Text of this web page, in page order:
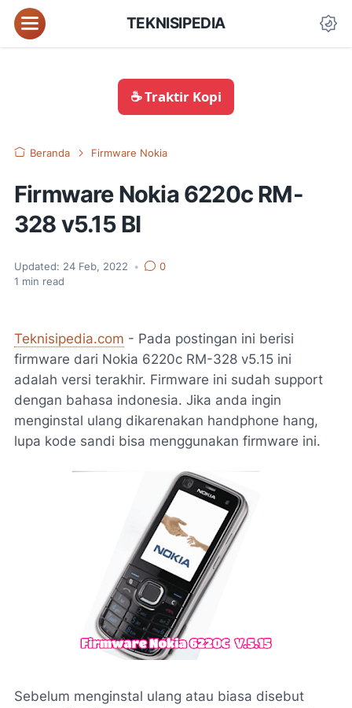
TEKNISIPEDIA
☕ Traktir Kopi
Beranda Firmware Nokia
Firmware Nokia 6220c RM-
328 v5.15 BI
Updated: 24 Feb, 2022 •
0
1 min read
Teknisipedia.com - Pada postingan ini berisi
firmware dari Nokia 6220c RM-328 v5.15 ini
adalah versi terakhir. Firmware ini sudah support
dengan bahasa indonesia. Jika anda ingin
menginstal ulang dikarenakan handphone hang,
lupa kode sandi bisa menggunakan firmware ini.
Sebelum menginstal ulang atau biasa disebut